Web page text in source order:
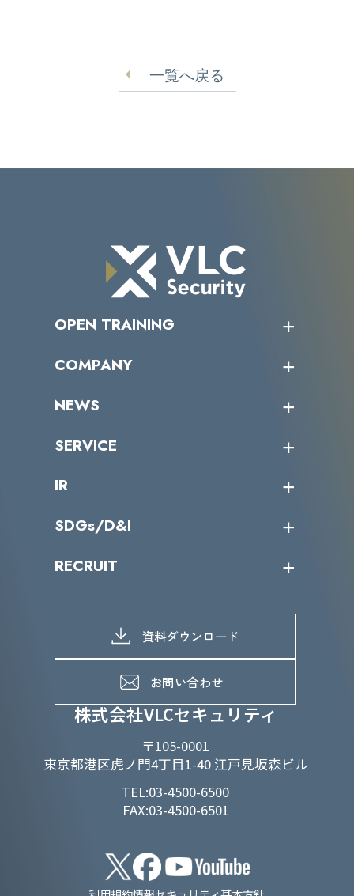
一覧へ戻る
株式会社VLCセキュリティ
〒105-0001
東京都港区虎ノ門4丁目1-40 江戸見坂森ビル
TEL:03-4500-6500
FAX:03-4500-6501
OPEN TRAINING
受講者の声
COMPANY
トップメッセージ
ミッション／ビジョン
パートナー企業一覧
NEWS
サイバーニュース
SERVICE
カテゴリー別サービス一覧
IR
IRカレンダー
IRライブラリー
よくあるご質問
SDGs/D&I
当グループのマテリアリティ
SDGs推進体制
D&Iの取り組み
RECRUIT
募集職種一覧
メッセージ
メンバーインタビュー
資料ダウンロード
お問い合わせ